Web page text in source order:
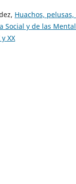
Huachos,
Social y de las
XX